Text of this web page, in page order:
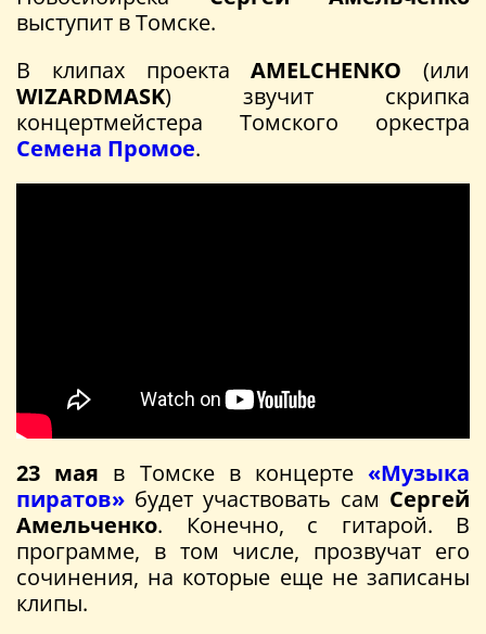
выступит в Томске.
В клипах проектаAMELCHENKO (или
WIZARDMASK) звучит скрипка
концертмейстера Томского оркестра
Семена Промое.
23 мая в Томске в концерте«Музыка
пиратов» будет участвовать сам Сергей
Амельченко. Конечно, с гитарой. В
программе, в том числе, прозвучат его
сочинения, на которые еще не записаны
клипы.